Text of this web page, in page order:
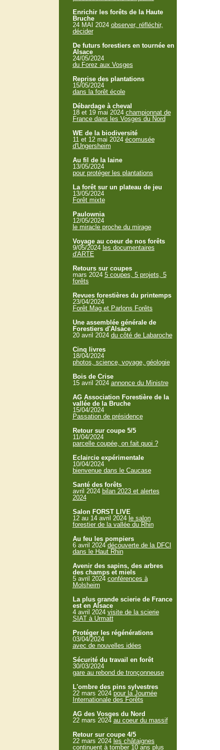
Enrichir les forêts de la Haute
Bruche
24 MAI 2024 observer, réfléchir,
décider
De futurs forestiers en tournée en
Alsace
24/05/2024
du Forez aux Vosges
Reprise des plantations
15/05/2024
dans la forêt école
Débardage à cheval
18 et 19 mai 2024 championnat de
France dans les Vosges du Nord
WE de la biodiversité
11 et 12 mai 2024 écomusée
d'Ungersheim
Au fil de la laine
13/05/2024
pour protéger les plantations
La forêt sur un plateau de jeu
13/05/2024
Forêt mixte
Paulownia
12/05/2024
le miracle proche du mirage
Voyage au coeur de nos forêts
9/05/2024 les documentaires
d'ARTE
Retours sur coupes
mars 2024 5 coupes, 5 projets, 5
forêts
Revues forestières du printemps
23/04/2024
Forêt Mag et Parlons Forêts
Une assemblée générale de
Forestiers d'Alsace
20 avril 2024 du côté de Labaroche
Cinq livres
18/04/2024
photos, science, voyage, géologie
Bois de Crise
15 avril 2024 annonce du Ministre
AG Association Forestière de la
vallée de la Bruche
15/04/2024
Passation de présidence
Retour sur coupe 5/5
11/04/2024
parcelle coupée, on fait quoi ?
Eclaircie expérimentale
10/04/2024
bienvenue dans le Caucase
Santé des forêts
avril 2024 bilan 2023 et alertes
2024
Salon FORST LIVE
12 au 14 avril 2024 le salon
forestier de la vallée du Rhin
Au feu les pompiers
6 avril 2024 découverte de la DFCI
dans le Haut Rhin
Avenir des sapins, des arbres
des champs et miels
5 avril 2024 conférences à
Molsheim
La plus grande scierie de France
est en Alsace
4 avril 2024 visite de la scierie
SIAT à Urmatt
Protéger les régénérations
03/04/2024
avec de nouvelles idées
Sécurité du travail en forêt
30/03/2024
gare au rebond de tronçonneuse
L'ombre des pins sylvestres
22 mars 2024 pour la Journée
Internationale des Forêts
AG des Vosges du Nord
22 mars 2024 au coeur du massif
Retour sur coupe 4/5
22 mars 2024 les châtaignes
continuent à tomber 10 ans plus